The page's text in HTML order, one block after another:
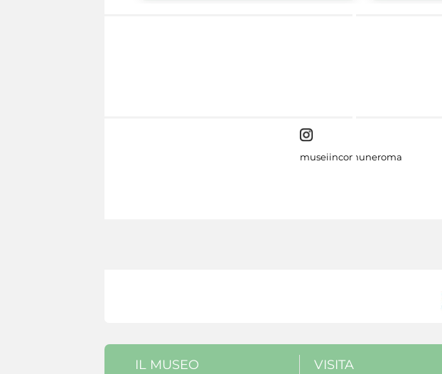
museiincomuneroma
IL MUSEO VISITA